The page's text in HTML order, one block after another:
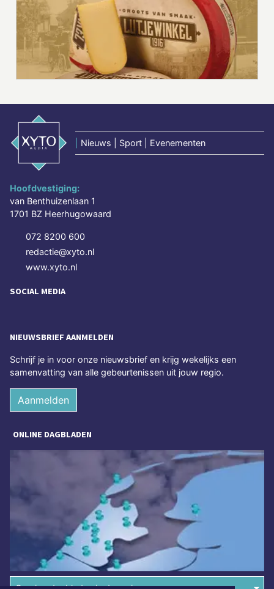
Nieuws | Sport | Evenementen
Hoofdvestiging:
van Benthuizenlaan 1
1701 BZ Heerhugowaard
072 8200 600
redactie@xyto.nl
www.xyto.nl
SOCIAL MEDIA
NIEUWSBRIEF AANMELDEN
Schrijf je in voor onze nieuwsbrief en krijg wekelijks een
samenvatting van alle gebeurtenissen uit jouw regio.
Aanmelden
ONLINE DAGBLADEN